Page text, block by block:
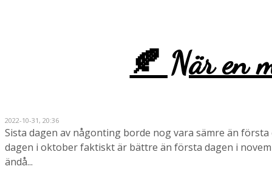
🍂 När en
2022-10-31, 20:36
Sista dagen av någonting borde nog vara sämre än
dagen i oktober faktiskt är bättre än första dagen i
ändå...